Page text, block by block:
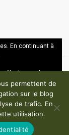
En continuant à
2017-2024
– CGU
permettent de
sur le blog
de trafic. En
utilisation.